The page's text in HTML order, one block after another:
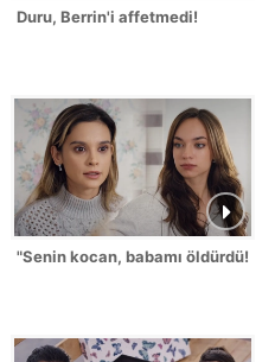
Duru, Berrin'i affetmedi!
"Senin kocan, babamı öldürdü!"